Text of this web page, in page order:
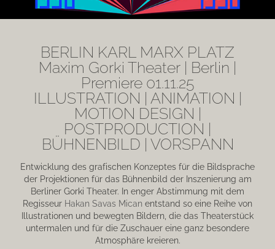
BERLIN KARL MARX PLATZ
Maxim Gorki Theater | Berlin |
Premiere 01.11.25
ILLUSTRATION | ANIMATION |
MOTION DESIGN |
POSTPRODUCTION |
BÜHNENBILD | VORSPANN
Entwicklung des grafischen Konzeptes für die Bildsprache
der Projektionen für das Bühnenbild der Inszenierung am
Berliner Gorki Theater. In enger Abstimmung mit dem
Regisseur Hakan Savas Mican entstand so eine Reihe von
Illustrationen und bewegten Bildern, die das Theaterstück
untermalen und für die Zuschauer eine ganz besondere
Atmosphäre kreieren.